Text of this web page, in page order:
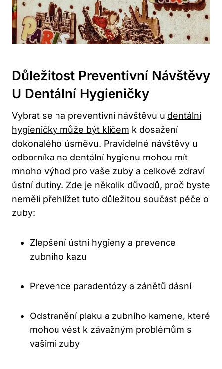
Důležitost Preventivní Návštěvy
U Dentální Hygieničky
Vybrat se na preventivní návštěvu u dentální
hygieničky může být klíčem k dosažení
dokonalého úsměvu. Pravidelné návštěvy u
odborníka na dentální hygienu mohou mít
mnoho výhod pro vaše zuby a celkové zdraví
ústní dutiny. Zde je několik důvodů, proč byste
neměli přehlížet tuto důležitou součást péče o
zuby:
Zlepšení ústní hygieny a prevence
zubního kazu
Prevence paradentózy a zánětů dásní
Odstranění plaku a zubního kamene, které
mohou vést k závažným problémům s
vašimi zuby